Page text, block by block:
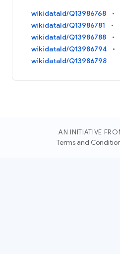
wikidataId/Q13986768
wikidataId/Q13986781
wikidataId/Q13986788
wikidataId/Q13986794
wikidataId/Q13986798
AN INITIATIVE
Terms and